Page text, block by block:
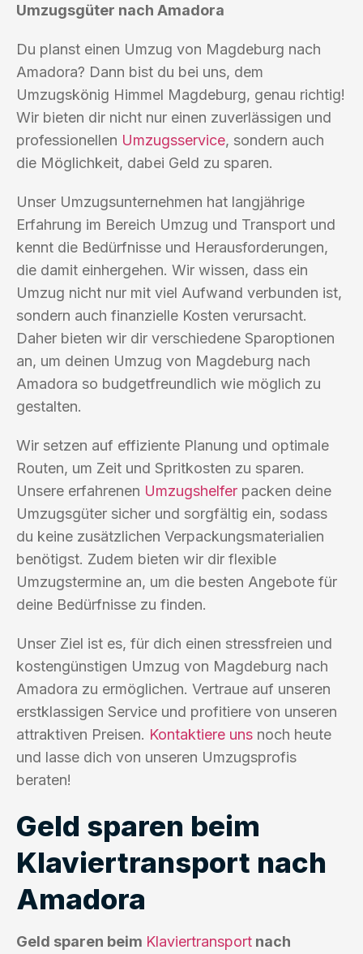
Umzugsgüter nach Amadora
Du planst einen Umzug von Magdeburg nach
Amadora? Dann bist du bei uns, dem
Umzugskönig Himmel Magdeburg, genau richtig!
Wir bieten dir nicht nur einen zuverlässigen und
professionellen Umzugsservice, sondern auch
die Möglichkeit, dabei Geld zu sparen.
Unser Umzugsunternehmen hat langjährige
Erfahrung im Bereich Umzug und Transport und
kennt die Bedürfnisse und Herausforderungen,
die damit einhergehen. Wir wissen, dass ein
Umzug nicht nur mit viel Aufwand verbunden ist,
sondern auch finanzielle Kosten verursacht.
Daher bieten wir dir verschiedene Sparoptionen
an, um deinen Umzug von Magdeburg nach
Amadora so budgetfreundlich wie möglich zu
gestalten.
Wir setzen auf effiziente Planung und optimale
Routen, um Zeit und Spritkosten zu sparen.
Unsere erfahrenen Umzugshelfer packen deine
Umzugsgüter sicher und sorgfältig ein, sodass
du keine zusätzlichen Verpackungsmaterialien
benötigst. Zudem bieten wir dir flexible
Umzugstermine an, um die besten Angebote für
deine Bedürfnisse zu finden.
Unser Ziel ist es, für dich einen stressfreien und
kostengünstigen Umzug von Magdeburg nach
Amadora zu ermöglichen. Vertraue auf unseren
erstklassigen Service und profitiere von unseren
attraktiven Preisen. Kontaktiere uns noch heute
und lasse dich von unseren Umzugsprofis
beraten!
Geld sparen beim
Klaviertransport nach
Amadora
Geld sparen beim Klaviertransport nach